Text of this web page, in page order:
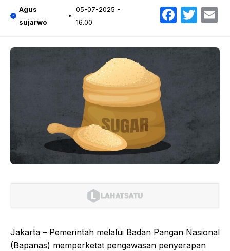
Agus
sujarwo
05-07-2025 -
16.00
Jakarta – Pemerintah melalui Badan Pangan Nasional
(Bapanas) memperketat pengawasan penyerapan